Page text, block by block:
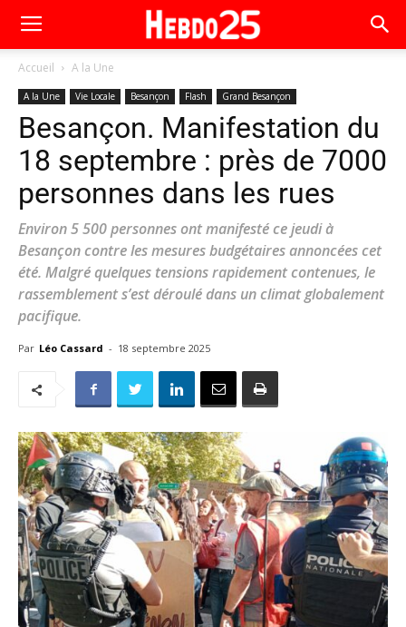
Accueil A la Une
A la Une Vie Locale Besançon Flash Grand Besançon
Besançon. Manifestation du
18 septembre : près de 7000
personnes dans les rues
Environ 5 500 personnes ont manifesté ce jeudi à
Besançon contre les mesures budgétaires annoncées cet
été. Malgré quelques tensions rapidement contenues, le
rassemblement s’est déroulé dans un climat globalement
pacifique.
Par Léo Cassard - 18 septembre 2025